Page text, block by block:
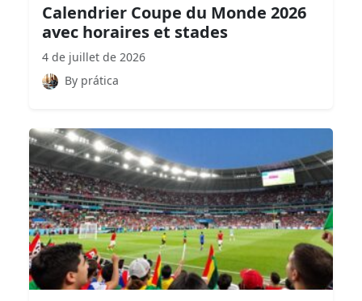
Calendrier Coupe du Monde 2026
avec horaires et stades
4 de juillet de 2026
By prática